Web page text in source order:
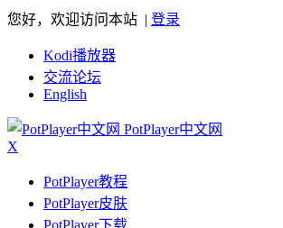
您好，欢迎访问本站 | 登录
Kodi播放器
交流论坛
English
PotPlayer中文网
X
PotPlayer教程
PotPlayer皮肤
PotPlayer下载